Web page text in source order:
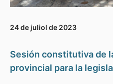
24 de juliol de 2023
Sesión constitutiva de
provincial para la